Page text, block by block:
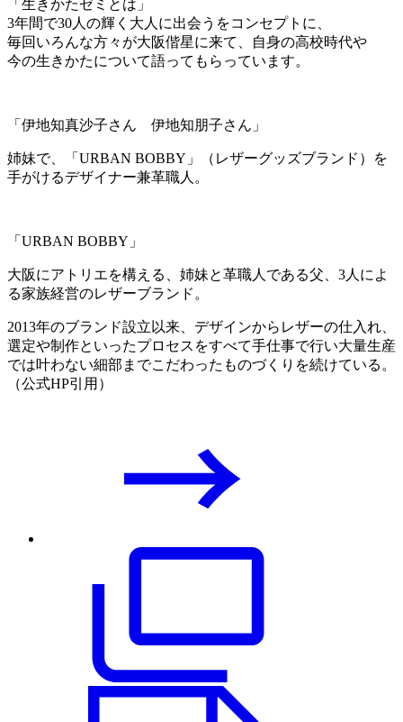
「生きかたゼミとは」
3年間で30人の輝く大人に出会うをコンセプトに、
毎回いろんな方々が大阪偕星に来て、自身の高校時代や
今の生きかたについて語ってもらっています。
「伊地知真沙子さん 伊地知朋子さん」
姉妹で、「URBAN BOBBY」（レザーグッズブランド）を
手がけるデザイナー兼革職人。
「URBAN BOBBY」
大阪にアトリエを構える、姉妹と革職人である父、3人によ
る家族経営のレザーブランド。
2013年のブランド設立以来、デザインからレザーの仕入れ、
選定や制作といったプロセスをすべて手仕事で行い大量生産
では叶わない細部までこだわったものづくりを続けている。
（公式HP引用）